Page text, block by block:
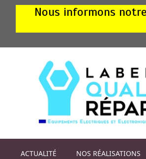
Nous informons
ACTUALITÉ NOS RÉALISATIONS